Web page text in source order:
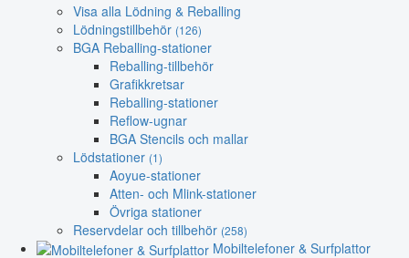
Visa alla Lödning & Reballing
Lödningstillbehör (126)
BGA Reballing-stationer
Reballing-tillbehör
Grafikkretsar
Reballing-stationer
Reflow-ugnar
BGA Stencils och mallar
Lödstationer (1)
Aoyue-stationer
Atten- och Mlink-stationer
Övriga stationer
Reservdelar och tillbehör (258)
Mobiltelefoner & Surfplattor